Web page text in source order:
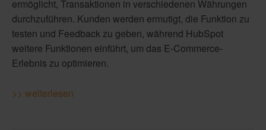
ermöglicht, Transaktionen in verschiedenen Währungen
durchzuführen. Kunden werden ermutigt, die Funktion zu
testen und Feedback zu geben, während HubSpot
weitere Funktionen einführt, um das E-Commerce-
Erlebnis zu optimieren.
>> weiterlesen